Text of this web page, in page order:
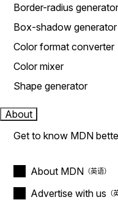
Border-radius
Box-shadow generator
Color format converter
Color mixer
Shape generator
About
Get to know MDN
About MDN
Advertise with us